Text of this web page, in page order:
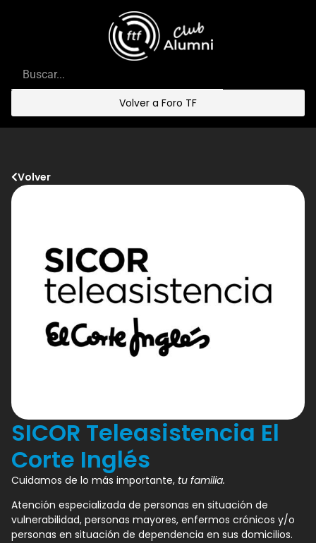
Volver a Foro TF
Volver
SICOR Teleasistencia El
Corte Inglés
Cuidamos de lo más importante, tu familia.
Atención especializada de personas en situación de
vulnerabilidad, personas mayores, enfermos crónicos y/o
personas en situación de dependencia en sus domicilios.